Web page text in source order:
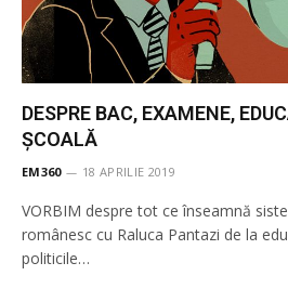
DESPRE BAC, EXAMENE,
ȘCOALĂ
EM360 18 APRILIE 2019
VORBIM despre tot ce înseamnă
românesc cu Raluca Pantazi de la
politicile…